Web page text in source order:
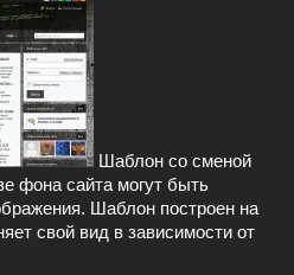
Шаблон со сменой
фона сайта могут быть
Шаблон построен на
свой вид в зависимости от